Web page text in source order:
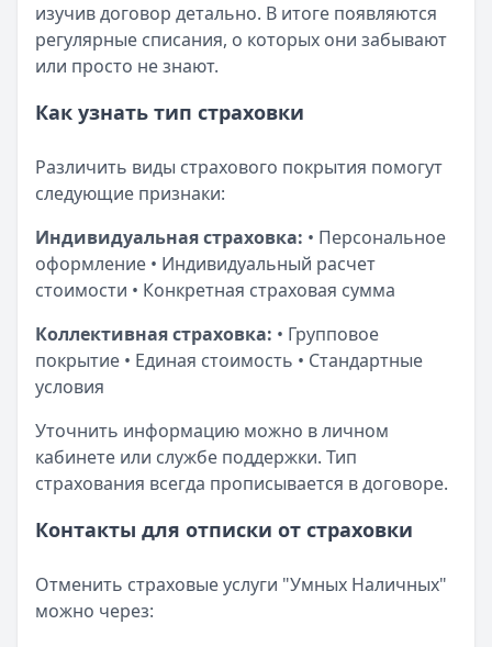
изучив договор детально. В итоге появляются
регулярные списания, о которых они забывают
или просто не знают.
Как узнать тип страховки
Различить виды страхового покрытия помогут
следующие признаки:
Индивидуальная страховка: • Персональное
оформление • Индивидуальный расчет
стоимости • Конкретная страховая сумма
Коллективная страховка: • Групповое
покрытие • Единая стоимость • Стандартные
условия
Уточнить информацию можно в личном
кабинете или службе поддержки. Тип
страхования всегда прописывается в договоре.
Контакты для отписки от страховки
Отменить страховые услуги "Умных Наличных"
можно через: